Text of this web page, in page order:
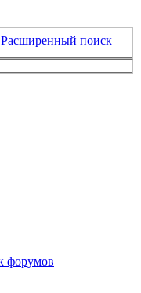
Расширенный поиск
форумов